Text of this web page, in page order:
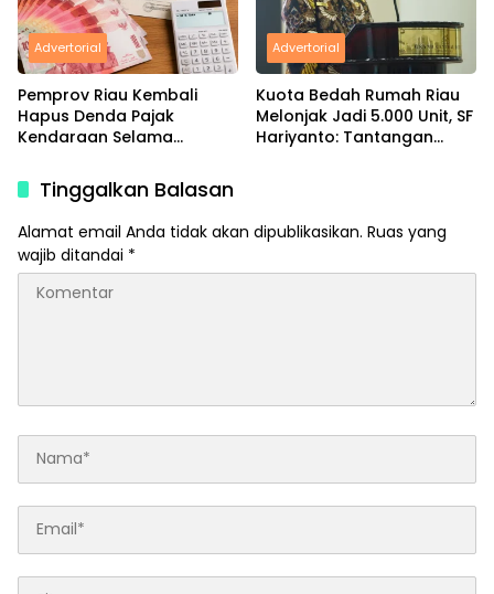
Advertorial
Pemprov Riau Kembali
Hapus Denda Pajak
Kendaraan Selama
Advertorial
Kuota Bedah Rumah Riau
Melonjak Jadi 5.000 Unit, SF
Hariyanto: Tantangan
Tinggalkan Balasan
Alamat email Anda tidak akan dipublikasikan. Ruas yang
wajib ditandai *